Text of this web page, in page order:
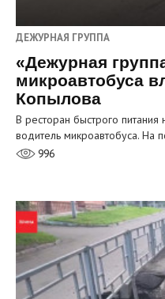
ДЕЖУРНАЯ ГРУППА
«Дежурная
микроавтобуса
Копылова
В ресторан быстрого
водитель микроавтобуса.
996